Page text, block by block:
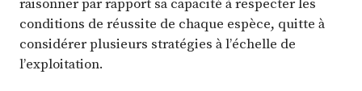
conditions de réussite de chaque espèce, quitte à
considérer plusieurs stratégies à l’échelle de
l’exploitation.